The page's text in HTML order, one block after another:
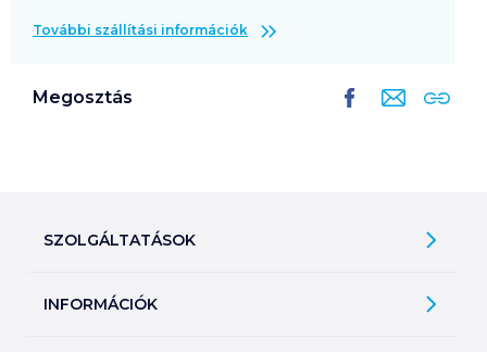
További szállítási információk
Megosztás
SZOLGÁLTATÁSOK
Árfigyelő
INFORMÁCIÓK